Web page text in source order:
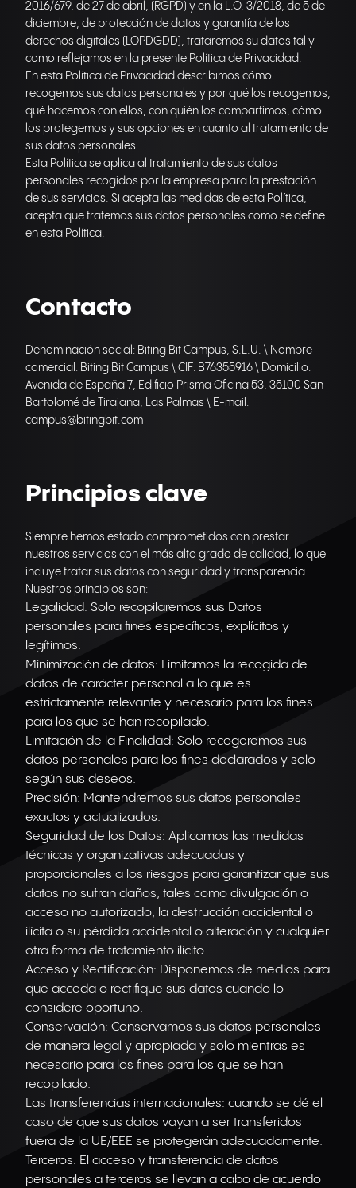
2016/679, de 27 de abril, (RGPD) y en la L.O. 3/2018, de 5 de
diciembre, de protección de datos y garantía de los
derechos digitales (LOPDGDD), trataremos su datos tal y
como reflejamos en la presente Política de Privacidad.
En esta Política de Privacidad describimos cómo
recogemos sus datos personales y por qué los recogemos,
qué hacemos con ellos, con quién los compartimos, cómo
los protegemos y sus opciones en cuanto al tratamiento de
sus datos personales.
Esta Política se aplica al tratamiento de sus datos
personales recogidos por la empresa para la prestación
de sus servicios. Si acepta las medidas de esta Política,
acepta que tratemos sus datos personales como se define
en esta Política.
Contacto
Denominación social: Biting Bit Campus, S.L.U. \ Nombre
comercial: Biting Bit Campus \ CIF: B76355916 \ Domicilio:
Avenida de España 7, Edificio Prisma Oficina 53, 35100 San
Bartolomé de Tirajana, Las Palmas \ E-mail:
campus@bitingbit.com
Principios clave
Siempre hemos estado comprometidos con prestar
nuestros servicios con el más alto grado de calidad, lo que
incluye tratar sus datos con seguridad y transparencia.
Nuestros principios son:
Legalidad: Solo recopilaremos sus Datos
personales para fines específicos, explícitos y
legítimos.
Minimización de datos: Limitamos la recogida de
datos de carácter personal a lo que es
estrictamente relevante y necesario para los fines
para los que se han recopilado.
Limitación de la Finalidad: Solo recogeremos sus
datos personales para los fines declarados y solo
según sus deseos.
Precisión: Mantendremos sus datos personales
exactos y actualizados.
Seguridad de los Datos: Aplicamos las medidas
técnicas y organizativas adecuadas y
proporcionales a los riesgos para garantizar que sus
datos no sufran daños, tales como divulgación o
acceso no autorizado, la destrucción accidental o
ilícita o su pérdida accidental o alteración y cualquier
otra forma de tratamiento ilícito.
Acceso y Rectificación: Disponemos de medios para
que acceda o rectifique sus datos cuando lo
considere oportuno.
Conservación: Conservamos sus datos personales
de manera legal y apropiada y solo mientras es
necesario para los fines para los que se han
recopilado.
Las transferencias internacionales: cuando se dé el
caso de que sus datos vayan a ser transferidos
fuera de la UE/EEE se protegerán adecuadamente.
Terceros: El acceso y transferencia de datos
personales a terceros se llevan a cabo de acuerdo